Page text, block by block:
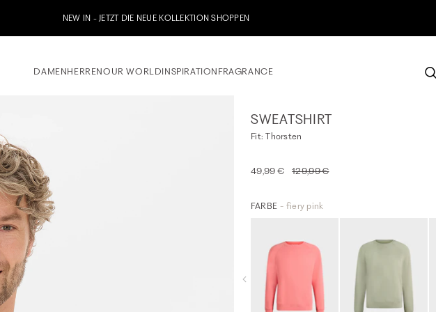
NEW IN - JETZT DIE NEUE KOLLEKTION SHOPPEN
DAMENHERRENOUR WORLDINSPIRATION FRAGRANCE
SWEATSHIRT
Fit: Thorsten
49,99 € 129,99 €
FARBE - fiery pink